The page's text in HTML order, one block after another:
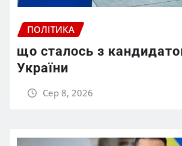
ПОЛІТИКА
що сталось з
України
Сер 8, 2026